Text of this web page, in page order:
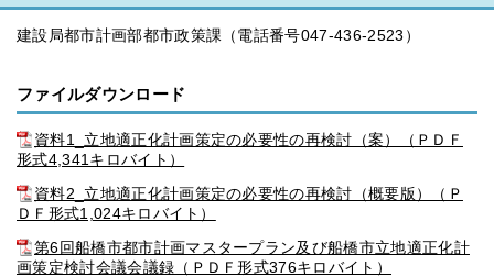
建設局都市計画部都市政策課（電話番号047-436-2523）
ファイルダウンロード
資料1_立地適正化計画策定の必要性の再検討（案）（ＰＤＦ
形式4,341キロバイト）
資料2_立地適正化計画策定の必要性の再検討（概要版）（Ｐ
ＤＦ形式1,024キロバイト）
第6回船橋市都市計画マスタープラン及び船橋市立地適正化計
画策定検討会議会議録（ＰＤＦ形式376キロバイト）